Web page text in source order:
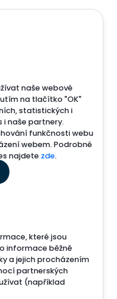
naše webové
na tlačítko "OK"
statistických i
i naše partnery.
funkčnosti webu
webem. Podrobné
najdete zde.
které jsou
informace běžně
a jejich procházením
partnerských
(například